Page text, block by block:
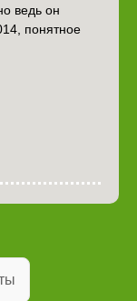
ведь он
понятное